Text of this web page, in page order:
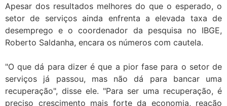
Apesar dos resultados melhores do que o esperado, o
setor de serviços ainda enfrenta a elevada taxa de
desemprego e o coordenador da pesquisa no IBGE,
Roberto Saldanha, encara os números com cautela.
"O que dá para dizer é que a pior fase para o setor de
serviços já passou, mas não dá para bancar uma
recuperação", disse ele. "Para ser uma recuperação, é
preciso crescimento mais forte da economia, reação